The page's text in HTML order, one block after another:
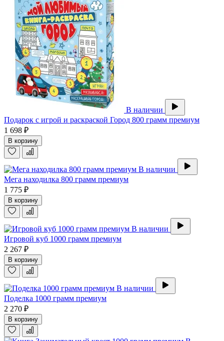
В наличии
Подарок с игрой и раскраской Город 800 грамм премиум
1 698 ₽
В корзину
В наличии
Мега находилка 800 грамм премиум
1 775 ₽
В корзину
В наличии
Игровой куб 1000 грамм премиум
2 267 ₽
В корзину
В наличии
Поделка 1000 грамм премиум
2 270 ₽
В корзину